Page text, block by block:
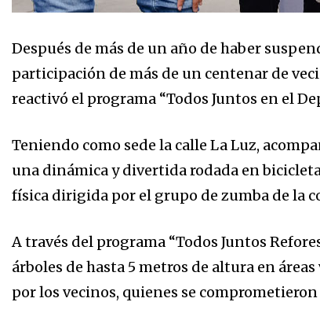
Después de más de un año de haber
participación de más de un centenar de
reactivó el programa “Todos Juntos en el
Teniendo como sede la calle La Luz,
una dinámica y divertida rodada en
física dirigida por el grupo de zumba de la
A través del programa “Todos Juntos
árboles de hasta 5 metros de altura en
por los vecinos, quienes se